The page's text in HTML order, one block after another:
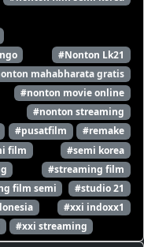
#Nonton Lk21
mahabharata gratis
#nonton movie online
#nonton streaming
#pusatfilm
#remake
film
#semi korea
#streaming film
film semi
#studio 21
#xxi indoxx1
#xxi streaming